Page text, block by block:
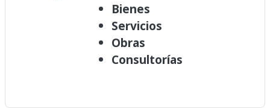
Bienes
Servicios
Obras
Consultorías